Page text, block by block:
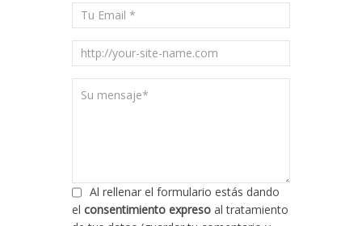
Al rellenar el formulario estás dando
el consentimiento expreso al tratamiento